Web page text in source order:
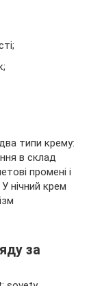
типи крему:
в склад
промені і
нічний крем
за